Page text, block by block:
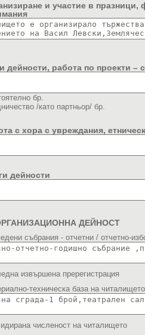
и участие в
дейности, работа по проекти –
бр.
/като партньор/ бр.
с хора с увреждания,
дейности
ДЕЙНОСТ
събрания - отчетни / отчетно-
извършена пререгистрация
техническа база на
численост на читалището